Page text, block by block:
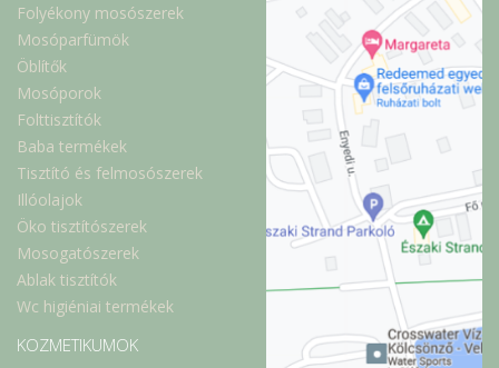
Folyékony mosószerek
Mosóparfümök
Öblítők
Mosóporok
Folttisztítók
Baba termékek
Tisztító és felmosószerek
Illóolajok
Öko tisztítószerek
Mosogatószerek
Ablak tisztítók
Wc higiéniai termékek
KOZMETIKUMOK